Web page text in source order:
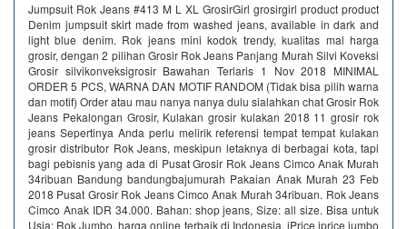
Jumpsuit Rok Jeans #413 M L XL GrosirGirl grosirgirl product product
Denim jumpsuit skirt made from washed jeans, available in dark and
light blue denim. Rok jeans mini kodok trendy, kualitas mal harga
grosir, dengan 2 pilihan Grosir Rok Jeans Panjang Murah Silvi Koveksi
Grosir silvikonveksigrosir Bawahan Terlaris 1 Nov 2018 MINIMAL
ORDER 5 PCS, WARNA DAN MOTIF RANDOM (Tidak bisa pilih warna
dan motif) Order atau mau nanya nanya dulu sialahkan chat Grosir Rok
Jeans Pekalongan Grosir, Kulakan grosir kulakan 2018 11 grosir rok
jeans Sepertinya Anda perlu melirik referensi tempat tempat kulakan
grosir distributor Rok Jeans, meskipun letaknya di berbagai kota, tapi
bagi pebisnis yang ada di Pusat Grosir Rok Jeans Cimco Anak Murah
34ribuan Bandung bandungbajumurah Pakaian Anak Murah 23 Feb
2018 Pusat Grosir Rok Jeans Cimco Anak Murah 34ribuan. Rok Jeans
Cimco Anak IDR 34.000. Bahan: shop jeans, Size: all size. Bisa untuk
Usia: Rok Jumbo, harga online terbaik di Indonesia, iPrice iprice jumbo